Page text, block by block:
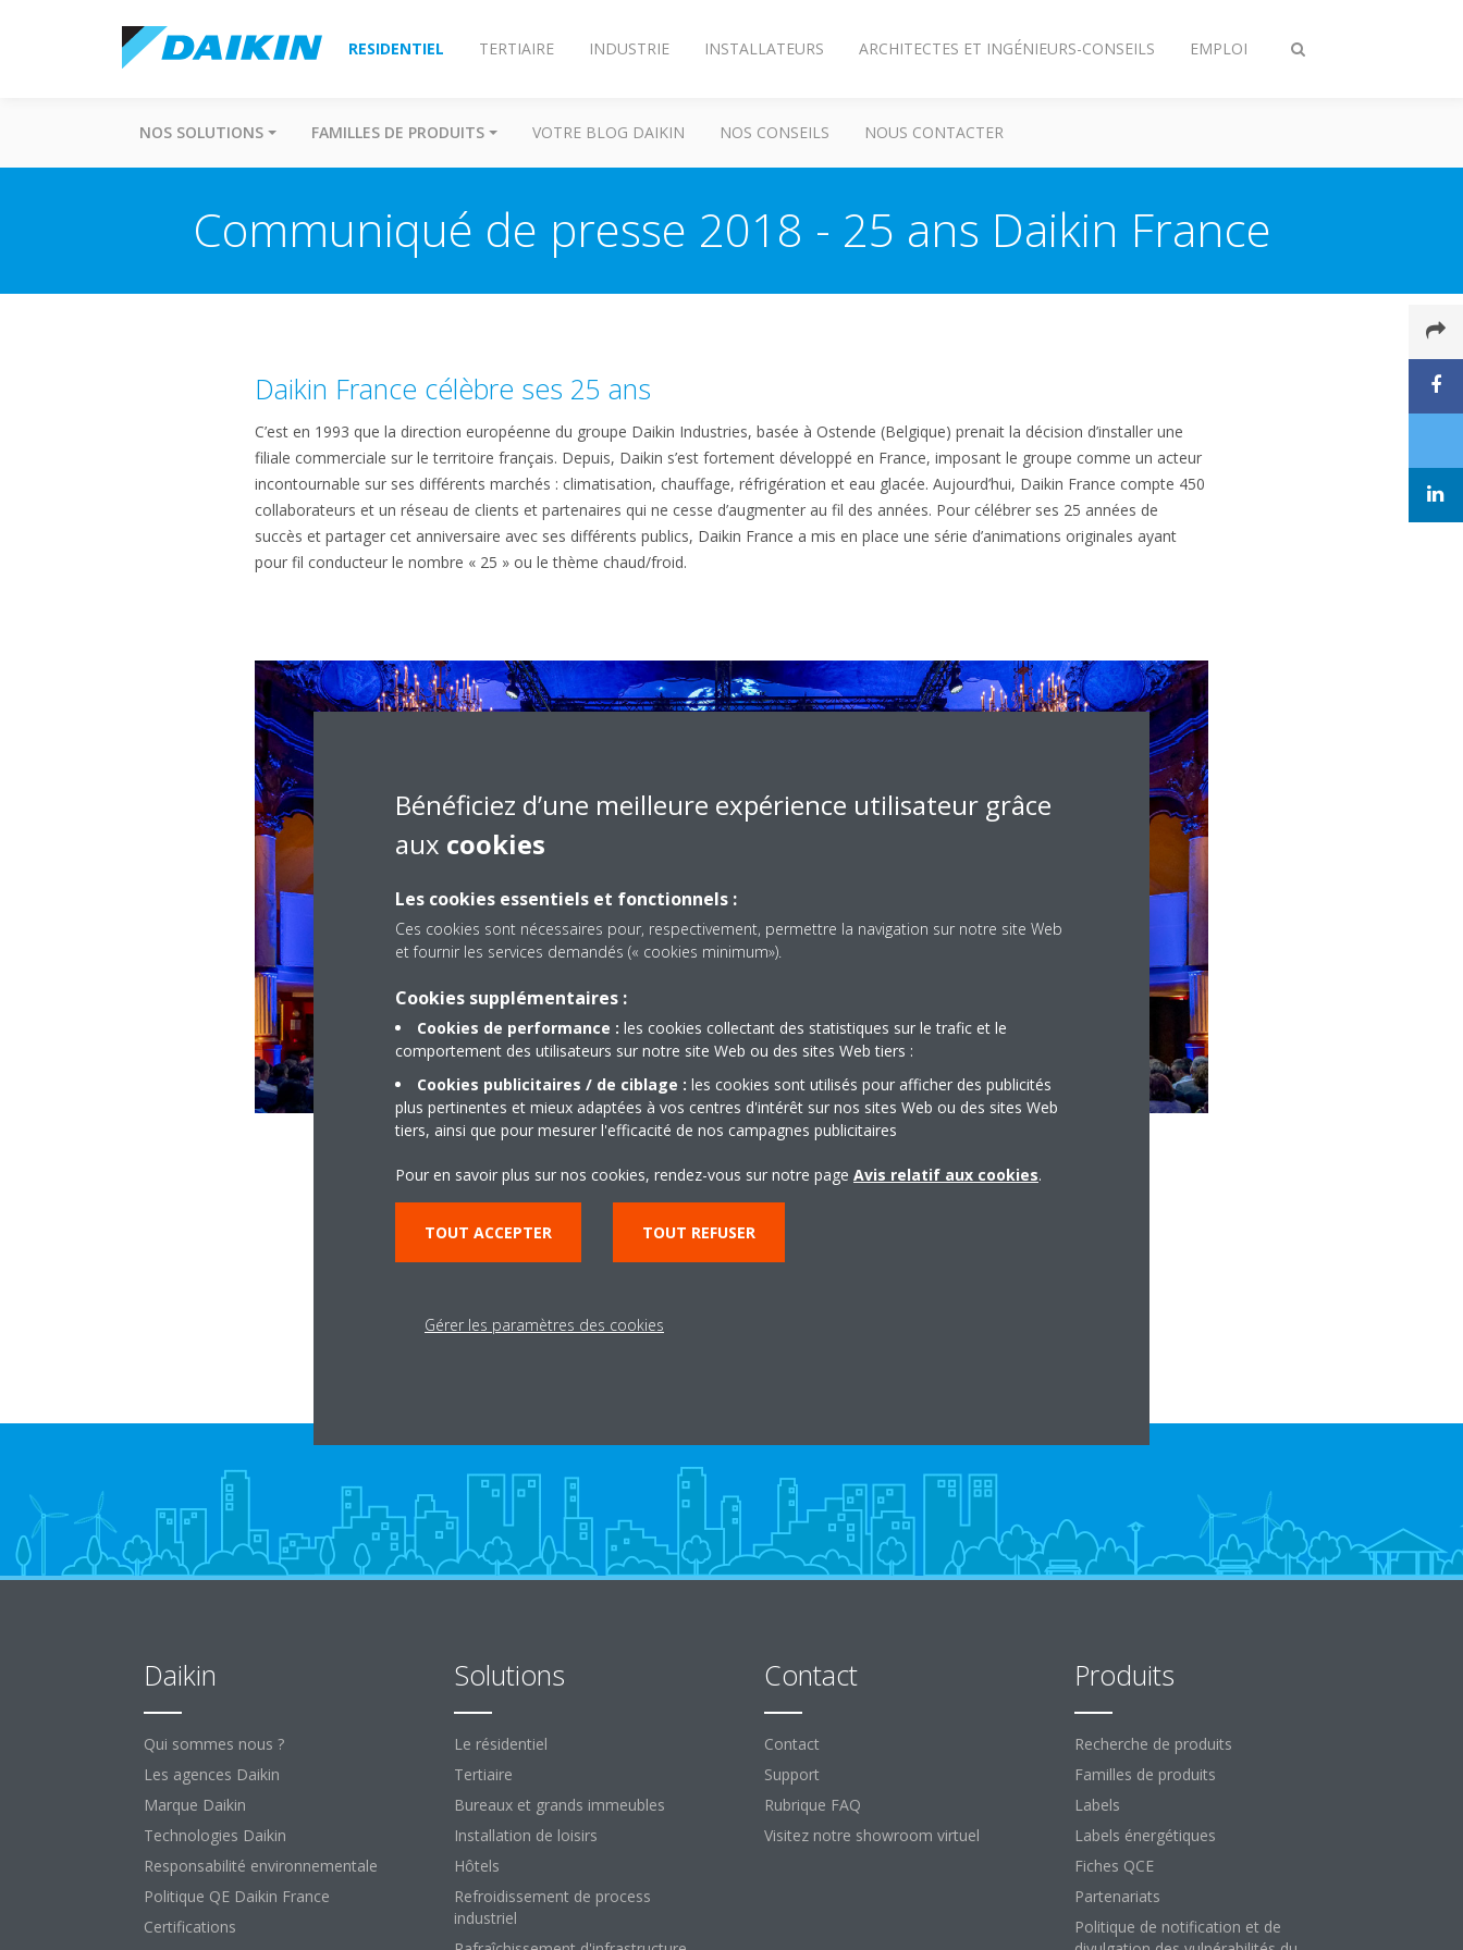
Afficher/masquer
RESIDENTIEL TERTIAIRE INDUSTRIE INSTALLATEURS ARCHITECTES ET INGÉNIEURS-CONSEILS EMPLOI
NOS SOLUTIONS FAMILLES DE PRODUITS VOTRE BLOG DAIKIN NOS CONSEILS NOUS CONTACTER
Communiqué de presse 2018 - 25 ans Daikin France
Daikin France célèbre ses 25 ans
C’est en 1993 que la direction européenne du groupe Daikin Industries, basée à Ostende (Belgique) prenait la décision d’installer une
filiale commerciale sur le territoire français. Depuis, Daikin s’est fortement développé en France, imposant le groupe comme un acteur
incontournable sur ses différents marchés : climatisation, chauffage, réfrigération et eau glacée. Aujourd’hui, Daikin France compte 450
collaborateurs et un réseau de clients et partenaires qui ne cesse d’augmenter au fil des années. Pour célébrer ses 25 années de
succès et partager cet anniversaire avec ses différents publics, Daikin France a mis en place une série d’animations originales ayant
pour fil conducteur le nombre « 25 » ou le thème chaud/froid.
Article complet
Daikin
Qui sommes nous ?
Les agences Daikin
Marque Daikin
Technologies Daikin
Responsabilité environnementale
Politique QE Daikin France
Certifications
Solutions
Le résidentiel
Tertiaire
Bureaux et grands immeubles
Installation de loisirs
Hôtels
Refroidissement de process
industriel
Contact
Contact
Support
Rubrique FAQ
Visitez notre showroom virtuel
Produits
Recherche de produits
Familles de produits
Labels
Labels énergétiques
Fiches QCE
Partenariats
Politique de notification et de
Bénéficiez d’une meilleure expérience utilisateur grâce
aux cookies
Les cookies essentiels et fonctionnels :
Ces cookies sont nécessaires pour, respectivement, permettre la navigation sur notre site Web
et fournir les services demandés (« cookies minimum»).
Cookies supplémentaires :
Cookies de performance : les cookies collectant des statistiques sur le trafic et le
comportement des utilisateurs sur notre site Web ou des sites Web tiers :
Cookies publicitaires / de ciblage : les cookies sont utilisés pour afficher des publicités
plus pertinentes et mieux adaptées à vos centres d'intérêt sur nos sites Web ou des sites Web
tiers, ainsi que pour mesurer l'efficacité de nos campagnes publicitaires
Pour en savoir plus sur nos cookies, rendez-vous sur notre page Avis relatif aux cookies.
TOUT ACCEPTER TOUT REFUSER
Gérer les paramètres des cookies